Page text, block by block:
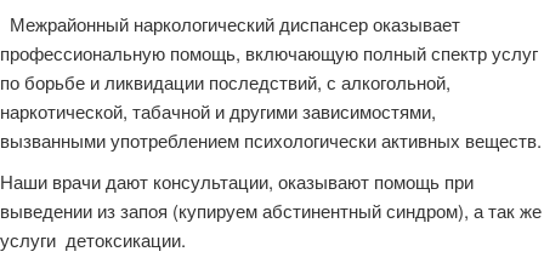
Межрайонный наркологический диспансер оказывает
профессиональную помощь, включающую полный спектр услуг
по борьбе и ликвидации последствий, с алкогольной,
наркотической, табачной и другими зависимостями,
вызванными употреблением психологически активных веществ.
Наши врачи дают консультации, оказывают помощь при
выведении из запоя (купируем абстинентный синдром), а так же
услуги детоксикации.